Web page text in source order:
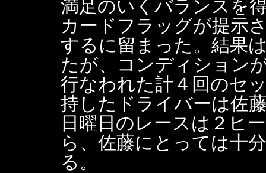
満足のいくバランスを
カードフラッグが提示
するに留まった。結果
たが、コンディション
行なわれた計４回のセ
持したドライバーは佐
日曜日のレースは２ヒ
ら、佐藤にとっては十
る。